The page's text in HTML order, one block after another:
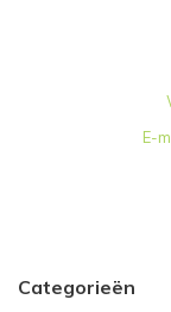
E-
Categorieën